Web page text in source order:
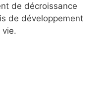
de décroissance
de développement
vie.